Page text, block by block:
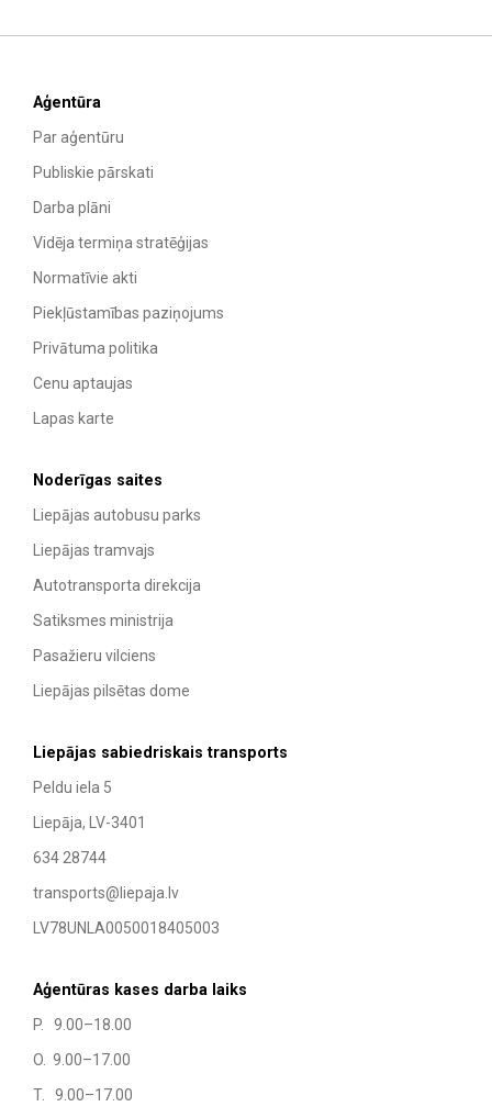
Aģentūra
Par aģentūru
Publiskie pārskati
Darba plāni
Vidēja termiņa stratēģijas
Normatīvie akti
Piekļūstamības paziņojums
Privātuma politika
Cenu aptaujas
Lapas karte
Noderīgas saites
Liepājas autobusu parks
Liepājas tramvajs
Autotransporta direkcija
Satiksmes ministrija
Pasažieru vilciens
Liepājas pilsētas dome
Liepājas sabiedriskais transports
Peldu iela 5
Liepāja, LV-3401
634 28744
transports@liepaja.lv
LV78UNLA0050018405003
Aģentūras kases darba laiks
P. 9.00–18.00
O. 9.00–17.00
T. 9.00–17.00